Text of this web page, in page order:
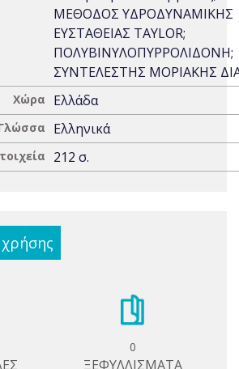
ΜΕΘΟΔΟΣ ΥΔΡΟΔΥΝΑΜΙΚΗΣ
ΕΥΣΤΑΘΕΙΑΣ TAYLOR;
ΠΟΛΥΒΙΝΥΛΟΠΥΡΡΟΛΙΔΟΝΗ;
ΣΥΝΤΕΛΕΣΤΗΣ ΜΟΡΙΑΚΗΣ
Χώρα Ελλάδα
Ελληνικά
212 σ.
χρήσης
0
ΞΕΦΥΛΛΙΣΜΑΤΑ